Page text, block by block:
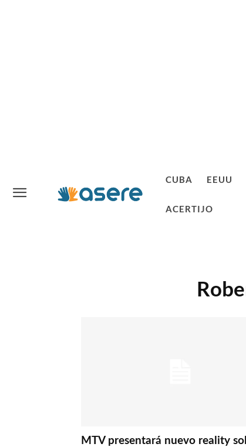
CUBA EEUU
ACERTIJO
MTV presentará nuevo reality